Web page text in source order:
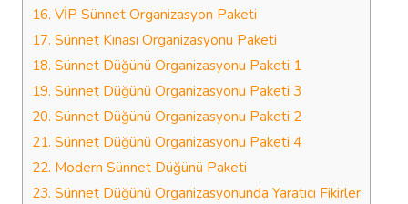
16. VİP Sünnet Organizasyon Paketi
17. Sünnet Kınası Organizasyonu Paketi
18. Sünnet Düğünü Organizasyonu Paketi 1
19. Sünnet Düğünü Organizasyonu Paketi 3
20. Sünnet Düğünü Organizasyonu Paketi 2
21. Sünnet Düğünü Organizasyonu Paketi 4
22. Modern Sünnet Düğünü Paketi
23. Sünnet Düğünü Organizasyonunda Yaratıcı Fikirler